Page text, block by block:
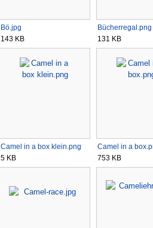
Bö.jpg
143 KB
Bücherregal.png
131 KB
Camel in a box klein.png
5 KB
Camel in a
753 KB